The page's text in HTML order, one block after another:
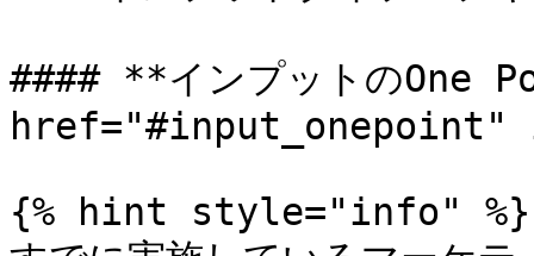
#### **インプットのOne
href="#input_onepoint"
{% hint style="info" %}